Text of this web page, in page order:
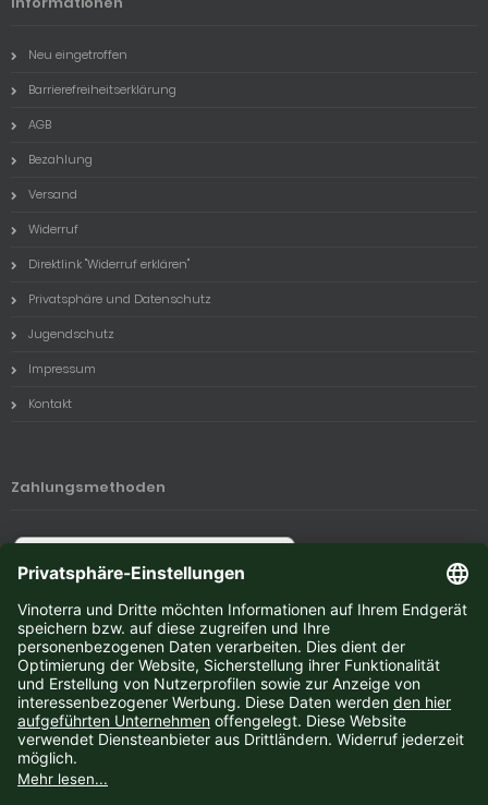
Neu eingetroffen
Barrierefreiheitserklärung
AGB
Bezahlung
Versand
Widerruf
Direktlink "Widerruf erklären"
Privatsphäre und Datenschutz
Jugendschutz
Impressum
Kontakt
Zahlungsmethoden
Newsletter-Anmeldung
E-Mail-Adresse: